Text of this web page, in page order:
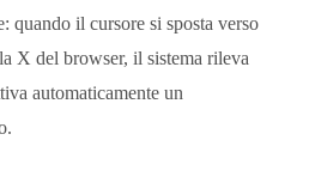
quando il cursore si sposta verso
X del browser, il sistema rileva
automaticamente un